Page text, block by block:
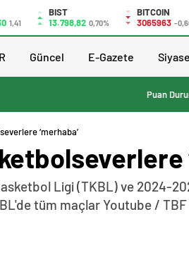
1,41
BIST
13.798,82 0,70%
BITCOIN
3065963 -
Güncel E-Gazete
Puan
‘merhaba’
Ligi (TKBL) ve 2024-
tüm maçlar Youtube / TBF